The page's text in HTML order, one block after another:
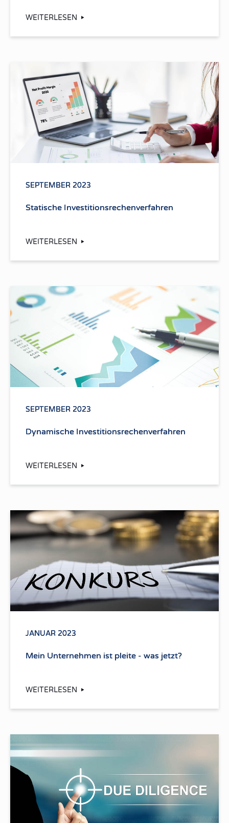
WEITERLESEN
SEPTEMBER 2023
Statische Investitionsrechenverfahren
WEITERLESEN
SEPTEMBER 2023
Dynamische Investitionsrechenverfahren
WEITERLESEN
JANUAR 2023
Mein Unternehmen ist pleite - was jetzt?
WEITERLESEN